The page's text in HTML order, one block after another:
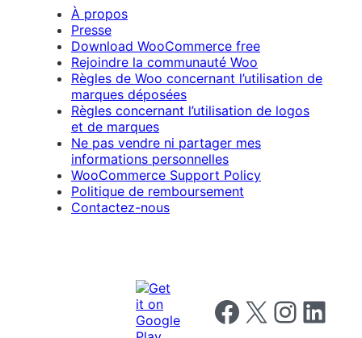
À propos
Presse
Download WooCommerce free
Rejoindre la communauté Woo
Règles de Woo concernant l’utilisation de
marques déposées
Règles concernant l’utilisation de logos
et de marques
Ne pas vendre ni partager mes
informations personnelles
WooCommerce Support Policy
Politique de remboursement
Contactez-nous
Follow us on Facebook
Follow us on X Follow us on
Follow us